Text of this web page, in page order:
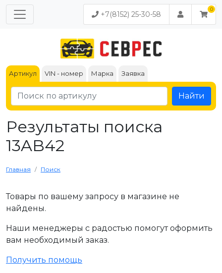
+7(8152) 25-30-58
Артикул VIN - номер Марка Заявка
Найти
Результаты поиска
13AB42
Главная Поиск
Товары по вашему запросу в магазине не
найдены.
Наши менеджеры с радостью помогут оформить
вам необходимый заказ.
Получить помощь